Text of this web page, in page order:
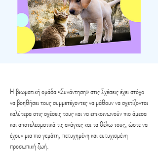
Η βιωματική ομάδα «Συνάντηση» στις Σχέσεις έχει στόχο
να βοηθήσει τους συμμετέχοντες να μάθουν να σχετίζονται
καλύτερα στις σχέσεις τους και να επικοινωνούν πιο άμεσα
και αποτελεσματικά τις ανάγκες και τα θέλω τους, ώστε να
έχουν μια πιο γεμάτη, πετυχημένη και ευτυχισμένη
προσωπική ζωή.